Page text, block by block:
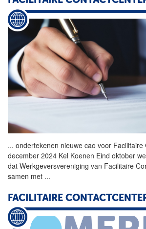
... ondertekenen nieuwe cao voor Facilitaire
december 2024 Kel Koenen Eind oktober
dat Werkgeversvereniging van Facilitaire
samen met ...
FACILITAIRE